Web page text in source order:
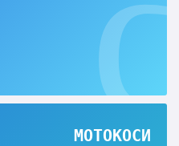
МОТОКОСИ